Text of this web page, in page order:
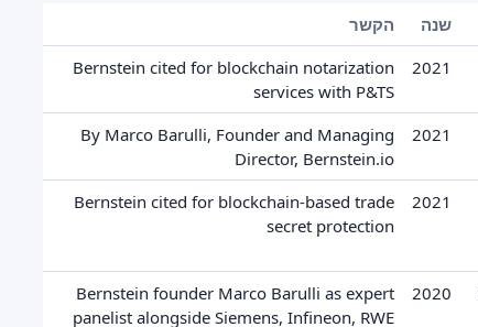
שנה
הקשר
2021
Bernstein cited for blockchain notarization
services with P&TS
2021
By Marco Barulli, Founder and Managing
Director, Bernstein.io
2021
Bernstein cited for blockchain-based trade
secret protection
2020
Bernstein founder Marco Barulli as expert
panelist alongside Siemens, Infineon, RWE